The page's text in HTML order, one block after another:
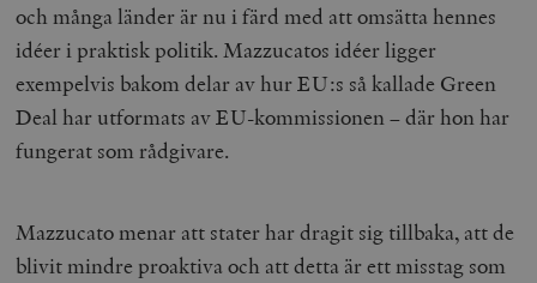
och många länder är nu i färd med att omsätta hennes
idéer i praktisk politik. Mazzucatos idéer ligger
exempelvis bakom delar av hur EU:s så kallade Green
Deal har utformats av EU-kommissionen – där hon har
fungerat som rådgivare.
Mazzucato menar att stater har dragit sig tillbaka, att de
blivit mindre proaktiva och att detta är ett misstag som